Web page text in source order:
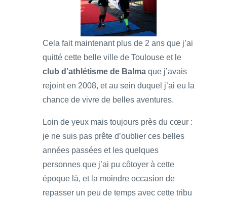
Cela fait maintenant plus de 2 ans que j’ai
quitté cette belle ville de Toulouse et le
club d’athlétisme de Balma que j’avais
rejoint en 2008, et au sein duquel j’ai eu la
chance de vivre de belles aventures.
Loin de yeux mais toujours près du cœur :
je ne suis pas prête d’oublier ces belles
années passées et les quelques
personnes que j’ai pu côtoyer à cette
époque là, et la moindre occasion de
repasser un peu de temps avec cette tribu